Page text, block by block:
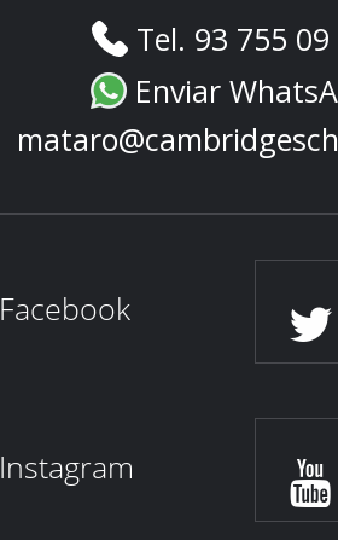
Tel. 93 755
Enviar
Facebook
Instagram